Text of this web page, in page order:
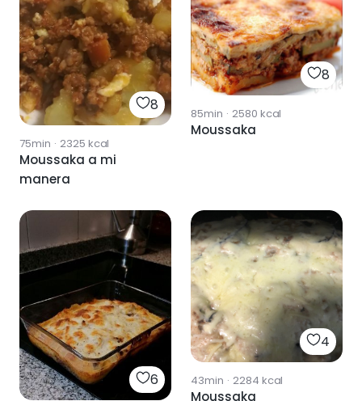
8
75min · 2325 kcal
Moussaka a mi
manera
8
85min · 2580 kcal
Moussaka
6
4
43min · 2284 kcal
Moussaka